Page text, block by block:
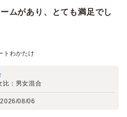
ムがあり、とても満足でし
わかたけ
比： 男女混合
2026/08/06